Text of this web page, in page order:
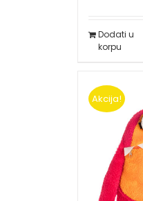
Dodati u
korpu
Akcija!